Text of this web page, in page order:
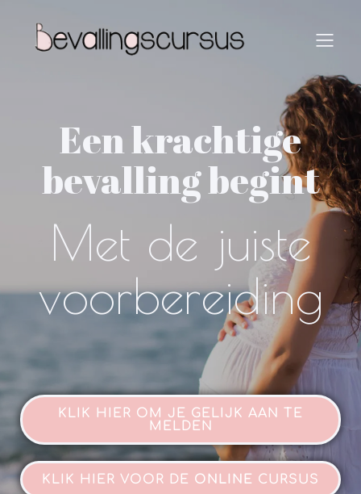
Een krachtige
bevalling begint
Met de juiste
voorbereiding
KLIK HIER OM JE GELIJK AAN TE
MELDEN
KLIK HIER VOOR DE ONLINE CURSUS